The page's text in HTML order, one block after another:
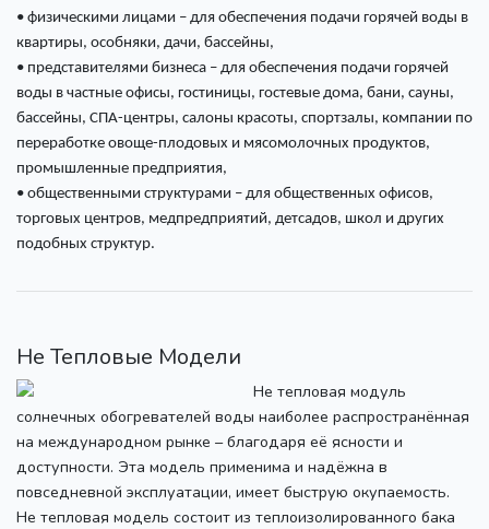
• физическими лицами – для обеспечения подачи горячей воды в
квартиры, особняки, дачи, бассейны,
• представителями бизнеса – для обеспечения подачи горячей
воды в частные офисы, гостиницы, гостевые дома, бани, сауны,
бассейны, СПА-центры, салоны красоты, спортзалы, компании по
переработке овоще-плодовых и мясомолочных продуктов,
промышленные предприятия,
• общественными структурами – для общественных офисов,
торговых центров, медпредприятий, детсадов, школ и других
подобных структур.
Не Тепловые Модели
Не тепловая модуль
солнечных обогревателей воды наиболее распространённая
на международном рынке – благодаря её ясности и
доступности. Эта модель применима и надёжна в
повседневной эксплуатации, имеет быструю окупаемость.
Не тепловая модель состоит из теплоизолированного бака